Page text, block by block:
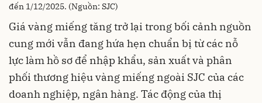
đến 1/12/2025. (Nguồn: SJC)
Giá vàng miếng tăng trở lại trong bối cảnh nguồn
cung mới vẫn đang hứa hẹn chuẩn bị từ các nỗ
lực làm hồ sơ để nhập khẩu, sản xuất và phân
phối thương hiệu vàng miếng ngoài SJC của các
doanh nghiệp, ngân hàng. Tác động của thị